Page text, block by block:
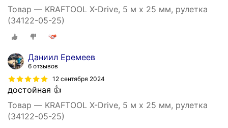
Товар — KRAFTOOL X-Drive, 5 м х 25 мм, рулетка
(34122-05-25)
Даниил Еремеев
6 отзывов
12 сентября 2024
достойная 👍
Товар — KRAFTOOL X-Drive, 5 м х 25 мм, рулетка
(34122-05-25)